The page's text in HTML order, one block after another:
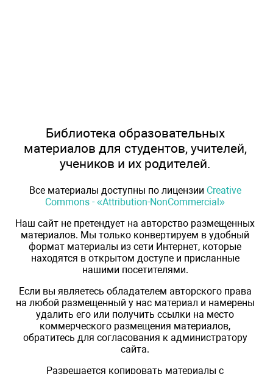
Библиотека образовательных
материалов для студентов, учителей,
учеников и их родителей.
Все материалы доступны по лицензии Creative
Commons - «Attribution-NonCommercial»
Наш сайт не претендует на авторство размещенных
материалов. Мы только конвертируем в удобный
формат материалы из сети Интернет, которые
находятся в открытом доступе и присланные
нашими посетителями.
Если вы являетесь обладателем авторского права
на любой размещенный у нас материал и намерены
удалить его или получить ссылки на место
коммерческого размещения материалов,
обратитесь для согласования к администратору
сайта.
Разрешается копировать материалы с